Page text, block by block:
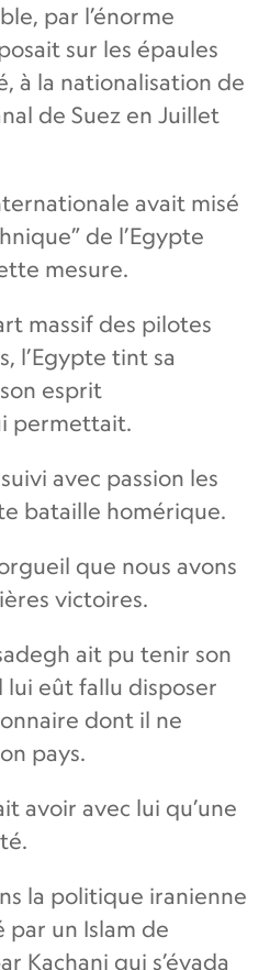
par l’énorme
sur les épaules
à la nationalisation de
de Suez en Juillet
avait misé
de l’Egypte
mesure.
massif des pilotes
l’Egypte tint sa
esprit
permettait.
avec passion les
bataille homérique.
que nous avons
victoires.
ait pu tenir son
lui eût fallu disposer
dont il ne
pays.
avoir avec lui qu’une
la politique iranienne
un Islam de
Kachani qui s’évada